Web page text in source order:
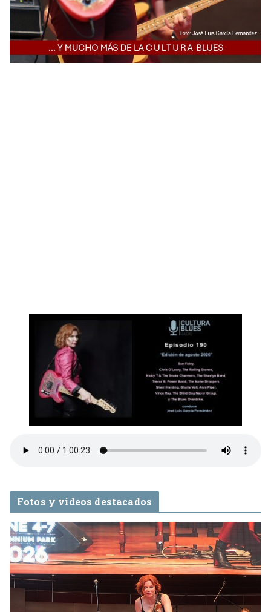
Fotos y videos destacados